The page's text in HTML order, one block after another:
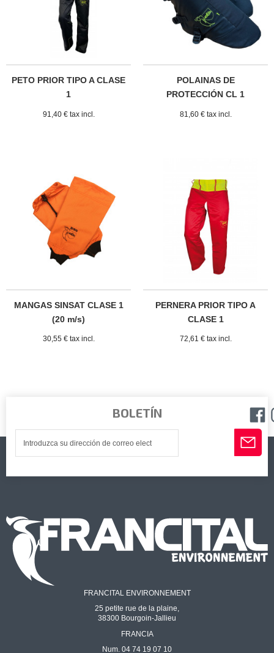
PETO PRIOR TIPO A CLASE
1
91,40 € tax incl.
POLAINAS DE
PROTECCIÓN CL 1
81,60 € tax incl.
MANGAS SINSAT CLASE 1
(20 m/s)
30,55 € tax incl.
PERNERA PRIOR TIPO A
CLASE 1
72,61 € tax incl.
BOLETÍN
FRANCITAL ENVIRONNEMENT
25 petite rue de la plaine,
38300 Bourgoin-Jallieu
FRANCIA
Num. 04 74 19 07 10